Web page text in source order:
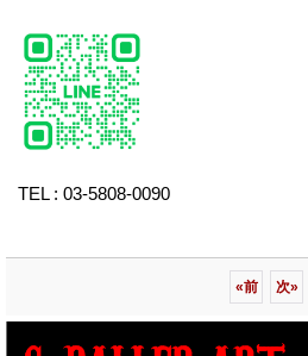
TEL : 03-5808-0090
«前 次»